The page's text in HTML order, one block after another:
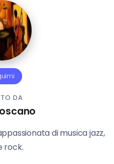
DA
di musica jazz,
rock.